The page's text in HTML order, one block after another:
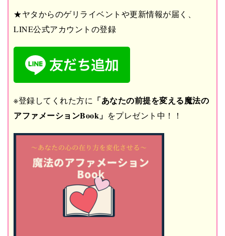
★ヤタからのゲリライベントや更新情報が届く、
LINE公式アカウントの登録
※登録してくれた方に 「あなたの前提を変える魔法の
アファメーションBook」 をプレゼント中！！